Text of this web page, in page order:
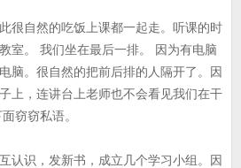
自然的吃饭上课都一起走。听课的时
室。 我们坐在最后一排。 因为有电脑
脑。很自然的把前后排的人隔开了。因
上，连讲台上老师也不会看见我们在干
窃窃私语。
识，发新书，成立几个学习小组。因